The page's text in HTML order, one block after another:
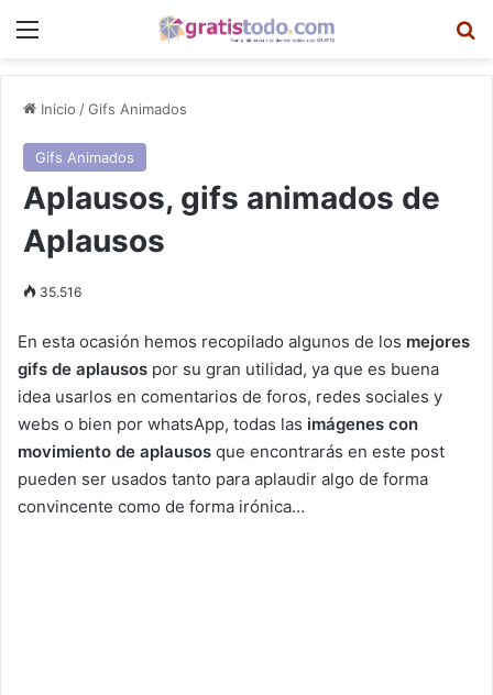
Menú
Inicio /Gifs Animados
Gifs Animados
Aplausos, gifs animados de
Aplausos
35.516
En esta ocasión hemos recopilado algunos de los mejores
gifs de aplausos por su gran utilidad, ya que es buena
idea usarlos en comentarios de foros, redes sociales y
webs o bien por whatsApp, todas las imágenes con
movimiento de aplausos que encontrarás en este post
pueden ser usados tanto para aplaudir algo de forma
convincente como de forma irónica…